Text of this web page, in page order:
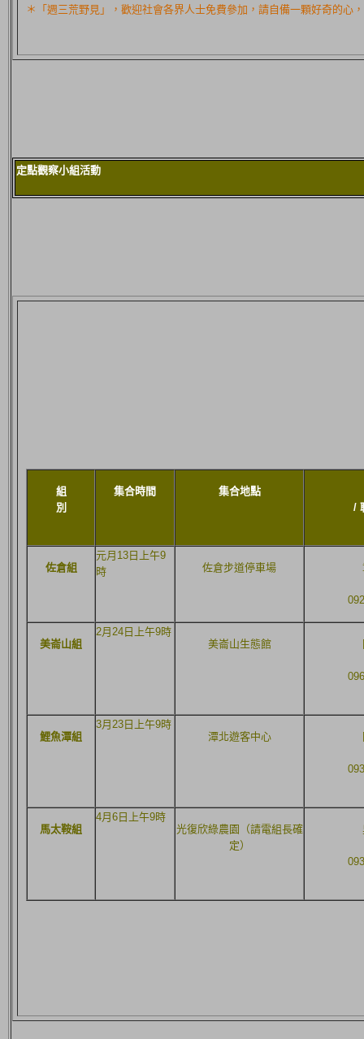
＊「週三荒野見」，歡迎社會各界人士免費參加，請自備一顆好奇的心
定點觀察小組活動
組
別
集合時間
集合地點
/
佐倉組
元月13日上午9
時
佐倉步道停車場
美崙山組
2月24日上午9時
美崙山生態館
鯉魚潭組
3月23日上午9時
潭北遊客中心
馬太鞍組
4月6日上午9時
光復欣綠農園（請電組長確
定）